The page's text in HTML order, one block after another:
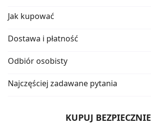
Jak kupować
Dostawa i płatność
Odbiór osobisty
Najczęściej zadawane pytania
KUPUJ BEZPIECZNIE